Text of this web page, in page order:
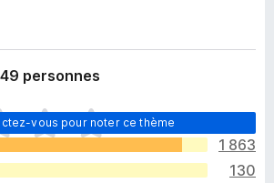
personnes
vous pour noter ce thème
1 863
130